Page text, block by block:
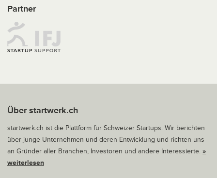
Partner
Über startwerk.ch
startwerk.ch ist die Plattform für Schweizer Startups. Wir berichten
über junge Unternehmen und deren Entwicklung und richten uns
an Gründer aller Branchen, Investoren und andere Interessierte. »
weiterlesen